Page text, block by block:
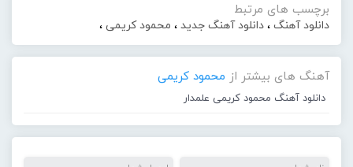
برچسب های مرتبط
دانلود آهنگ ، دانلود آهنگ جدید ، محمود کریمی ،
آهنگ های بیشتر از محمود کریمی
دانلود آهنگ محمود کریمی علمدار